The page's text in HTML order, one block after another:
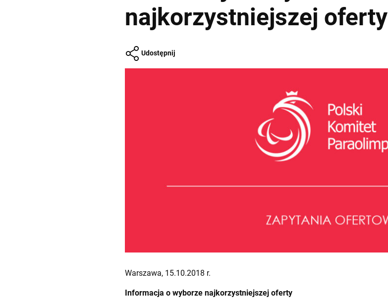
najkorzystniejszej oferty
Udostępnij
Warszawa, 15.10.2018 r.
Informacja o wyborze najkorzystniejszej oferty